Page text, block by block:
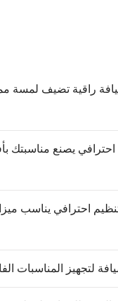
راقية تضيف لمسة
يصنع مناسبتك
احترافي يناسب